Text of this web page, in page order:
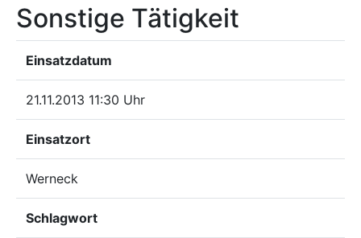
Sonstige Tätigkeit
Einsatzdatum
21.11.2013 11:30 Uhr
Einsatzort
Werneck
Schlagwort